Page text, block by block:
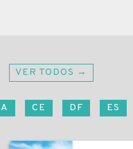
VER TODOS →
CE DF ES